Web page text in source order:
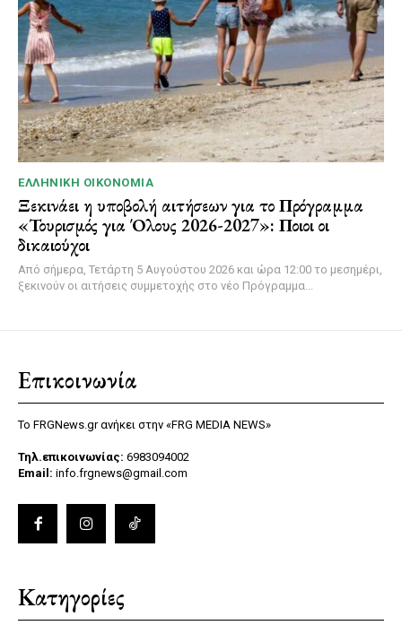
ΕΛΛΗΝΙΚΉ ΟΙΚΟΝΟΜΊΑ
Ξεκινάει η υποβολή αιτήσεων για το Πρόγραμμα
«Τουρισμός για Όλους 2026-2027»: Ποιοι οι
δικαιούχοι
Από σήμερα, Τετάρτη 5 Αυγούστου 2026 και ώρα 12:00 το μεσημέρι,
ξεκινούν οι αιτήσεις συμμετοχής στο νέο Πρόγραμμα...
Επικοινωνία
Το FRGNews.gr ανήκει στην «FRG MEDIA NEWS»
Τηλ.επικοινωνίας: 6983094002
Email: info.frgnews@gmail.com
Κατηγορίες